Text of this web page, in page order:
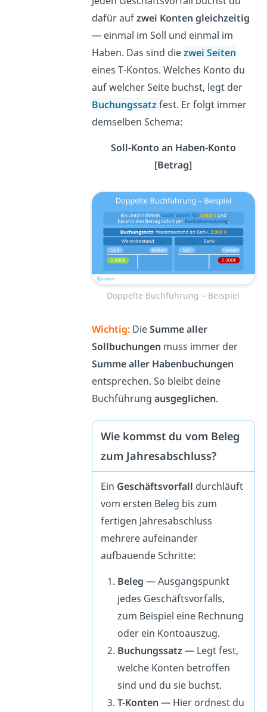
dafür aufzwei Konten gleichzeitig
— einmal im Soll und einmal im
Haben. Das sind diezwei Seiten
eines T-Kontos. Welches Konto du
auf welcher Seite buchst, legt der
Buchungssatzfest. Er folgt immer
demselben Schema:
Soll-Konto an Haben-Konto
[Betrag]
Doppelte Buchführung – Beispiel
Wichtig: DieSumme aller
Sollbuchungen muss immer der
Summe aller Habenbuchungen
entsprechen. So bleibt deine
Buchführung ausgeglichen.
Wie kommst du vom Beleg
zum Jahresabschluss?
Ein Geschäftsvorfall durchläuft
vom ersten Beleg bis zum
fertigen Jahresabschluss
mehrere aufeinander
aufbauende Schritte:
Beleg — Ausgangspunkt
jedes Geschäftsvorfalls,
zum Beispiel eine Rechnung
oder ein Kontoauszug.
Buchungssatz— Legt fest,
welche Konten betroffen
sind und du sie buchst.
T-Konten — Hier ordnest du